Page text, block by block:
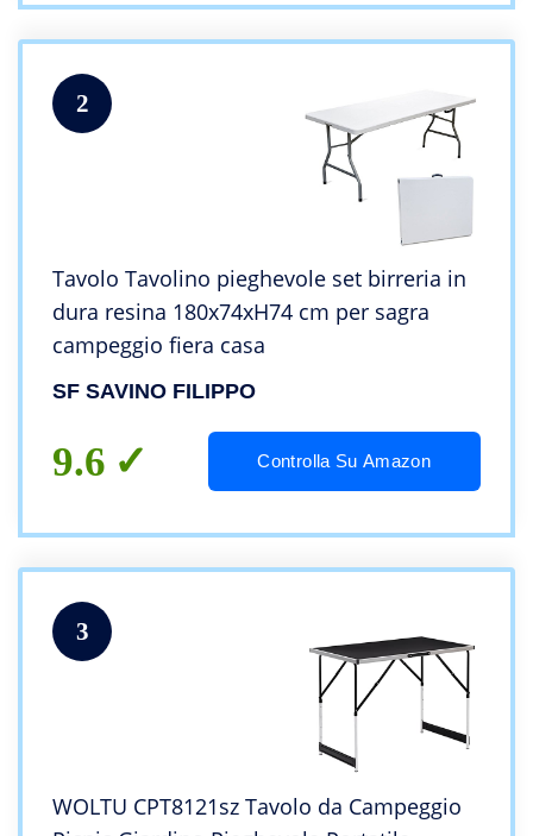
2
Tavolo Tavolino pieghevole set birreria in
dura resina 180x74xH74 cm per sagra
campeggio fiera casa
SF SAVINO FILIPPO
9.6 Controlla Su Amazon
3
WOLTU CPT8121sz Tavolo da Campeggio